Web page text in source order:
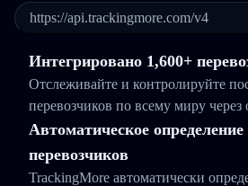
https://api.trackingmore.com/v4
Интегрировано 1,600+
Отслеживайте и контролируйте
перевозчиков по всему миру
Автоматическое
перевозчиков
TrackingMore автоматически